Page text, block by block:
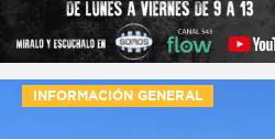
INFORMACIÓN GENERAL